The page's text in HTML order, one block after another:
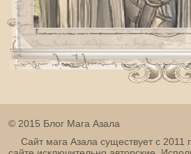
© 2015 Блог Мага Азала
Сайт мага Азала существует с 2011